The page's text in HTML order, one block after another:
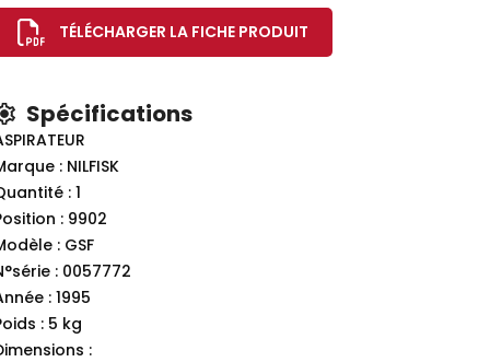
TÉLÉCHARGER LA FICHE PRODUIT
Spécifications
: NILFISK
: 1
: 9902
: GSF
: 0057772
: 1995
: 5 kg
: